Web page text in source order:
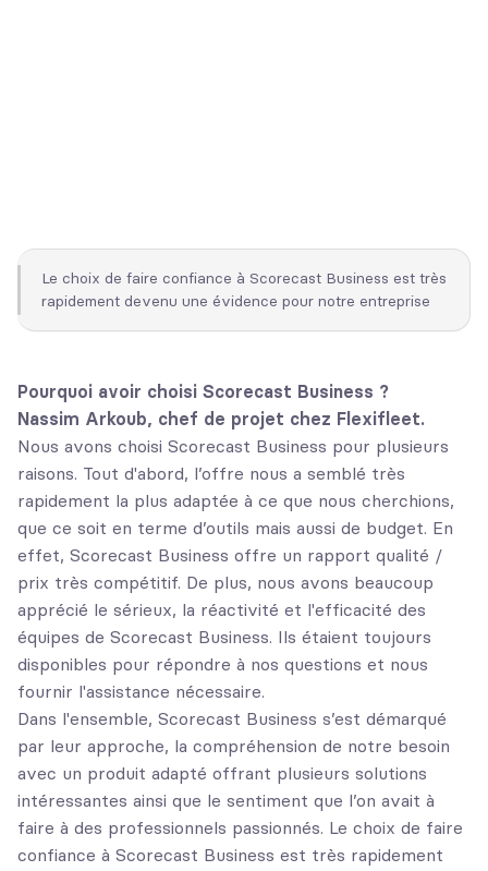
Le choix de faire confiance à Scorecast Business est très
rapidement devenu une évidence pour notre entreprise
Pourquoi avoir choisi Scorecast Business ?
Nassim Arkoub, chef de projet chez Flexifleet.
Nous avons choisi Scorecast Business pour plusieurs
raisons. Tout d'abord, l’offre nous a semblé très
rapidement la plus adaptée à ce que nous cherchions,
que ce soit en terme d’outils mais aussi de budget. En
effet, Scorecast Business offre un rapport qualité /
prix très compétitif. De plus, nous avons beaucoup
apprécié le sérieux, la réactivité et l'efficacité des
équipes de Scorecast Business. Ils étaient toujours
disponibles pour répondre à nos questions et nous
fournir l'assistance nécessaire.
Dans l'ensemble, Scorecast Business s’est démarqué
par leur approche, la compréhension de notre besoin
avec un produit adapté offrant plusieurs solutions
intéressantes ainsi que le sentiment que l’on avait à
faire à des professionnels passionnés. Le choix de faire
confiance à Scorecast Business est très rapidement